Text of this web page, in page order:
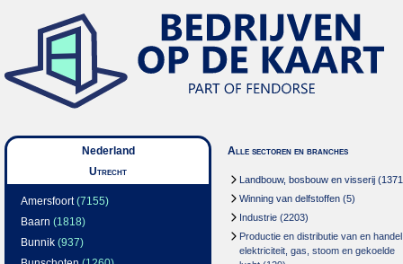
Nederland
Utrecht
Amersfoort(7155)
Baarn (1818)
Bunnik (937)
Alle sectoren en branches
Landbouw, bosbouw en visserij
Winning van delfstoffen (5)
Industrie (2203)
Productie en distributie van en
elektriciteit, gas, stoom en gekoelde